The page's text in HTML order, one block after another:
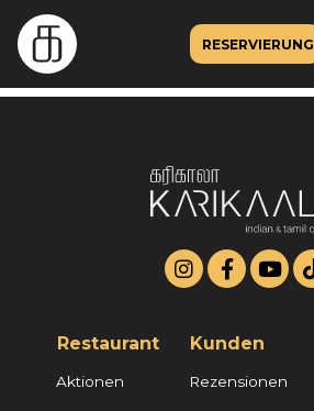
RESERVIERUNG
Restaurant
Aktionen
Kunden
Rezensionen